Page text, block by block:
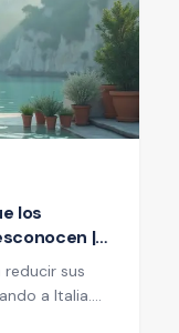
los
|
sus
a Italia.